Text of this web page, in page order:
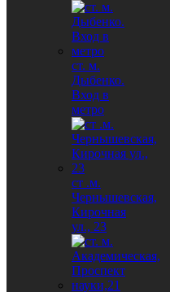
ст. м.
Дыбенко.
Вход в
метро
ст .м.
Чернышевская,
Кирочная
ул., 23